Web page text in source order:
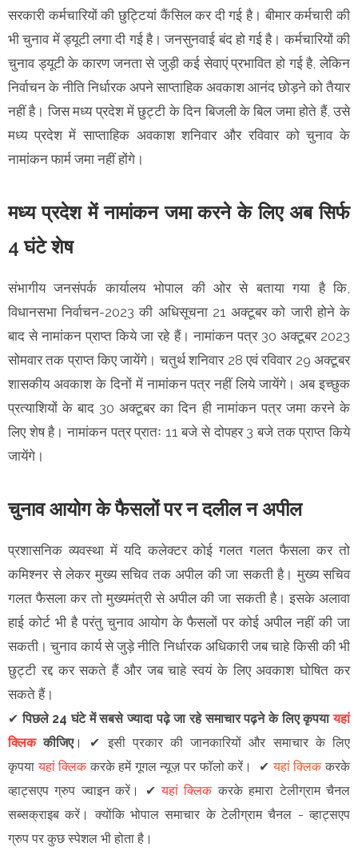
सरकारी कर्मचारियों की छुट्टियां कैंसिल कर दी गई है। बीमार कर्मचारी की
भी चुनाव में ड्यूटी लगा दी गई है। जनसुनवाई बंद हो गई है। कर्मचारियों की
चुनाव ड्यूटी के कारण जनता से जुड़ी कई सेवाएं प्रभावित हो गई है, लेकिन
निर्वाचन के नीति निर्धारक अपने साप्ताहिक अवकाश आनंद छोड़ने को तैयार
नहीं है। जिस मध्य प्रदेश में छुट्टी के दिन बिजली के बिल जमा होते हैं, उसे
मध्य प्रदेश में साप्ताहिक अवकाश शनिवार और रविवार को चुनाव के
नामांकन फार्म जमा नहीं होंगे।
मध्य प्रदेश में नामांकन जमा करने के लिए अब सिर्फ
4 घंटे शेष
संभागीय जनसंपर्क कार्यालय भोपाल की ओर से बताया गया है कि,
विधानसभा निर्वाचन-2023 की अधिसूचना 21 अक्टूबर को जारी होने के
बाद से नामांकन प्राप्त किये जा रहे हैं। नामांकन पत्र 30 अक्टूबर 2023
सोमवार तक प्राप्त किए जायेंगे। चतुर्थ शनिवार 28 एवं रविवार 29 अक्टूबर
शासकीय अवकाश के दिनों में नामांकन पत्र नहीं लिये जायेंगे। अब इच्छुक
प्रत्याशियों के बाद 30 अक्टूबर का दिन ही नामांकन पत्र जमा करने के
लिए शेष है। नामांकन पत्र प्रातः 11 बजे से दोपहर 3 बजे तक प्राप्त किये
जायेंगे।
चुनाव आयोग के फैसलों पर न दलील न अपील
प्रशासनिक व्यवस्था में यदि कलेक्टर कोई गलत गलत फैसला कर तो
कमिश्नर से लेकर मुख्य सचिव तक अपील की जा सकती है। मुख्य सचिव
गलत फैसला कर तो मुख्यमंत्री से अपील की जा सकती है। इसके अलावा
हाई कोर्ट भी है परंतु चुनाव आयोग के फैसलों पर कोई अपील नहीं की जा
सकती। चुनाव कार्य से जुड़े नीति निर्धारक अधिकारी जब चाहे किसी की भी
छुट्टी रद्द कर सकते हैं और जब चाहे स्वयं के लिए अवकाश घोषित कर
सकते हैं।
✔ पिछले 24 घंटे में सबसे ज्यादा पढ़े जा रहे समाचार पढ़ने के लिए कृपयायहां
क्लिककीजिए। ✔ इसी प्रकार की जानकारियों और समाचार के लिए
कृपयायहां क्लिककरके हमें गूगल न्यूज़ पर फॉलो करें । ✔यहां क्लिककरके
व्हाट्सएप ग्रुप ज्वाइनकरें । ✔यहां क्लिककरके हमारा टेलीग्राम चैनल
सब्सक्राइब करें। क्योंकि भोपाल समाचार के टेलीग्राम चैनल -व्हाट्सएप
ग्रुप पर कुछ स्पेशल भी होता है।